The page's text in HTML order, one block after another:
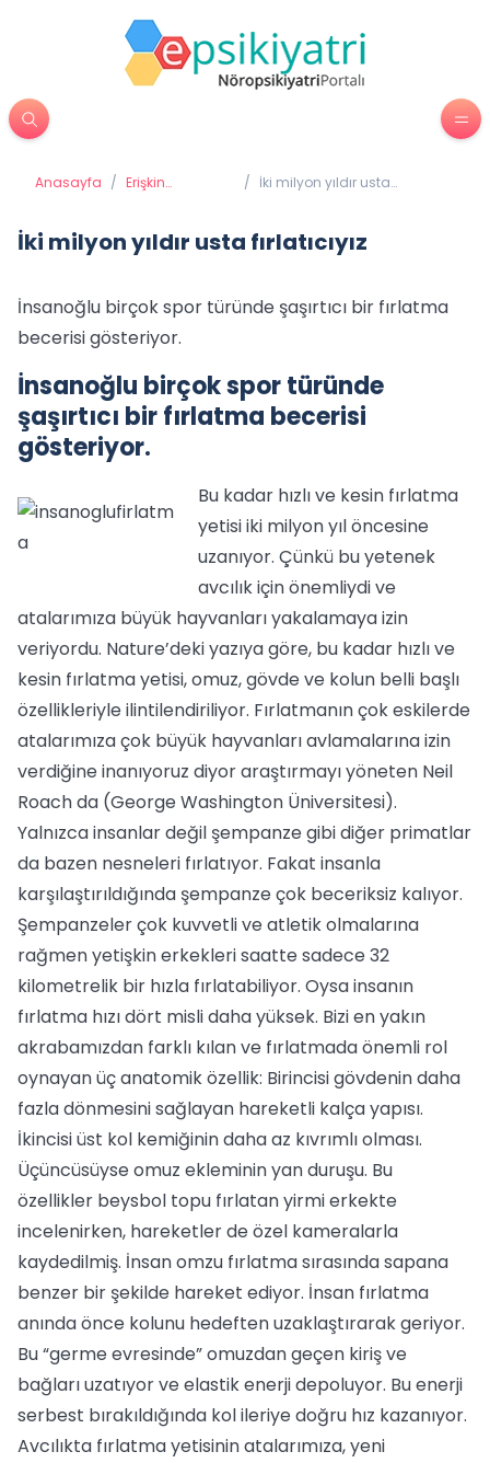
Anasayfa / Erişkin
/ İki milyon yıldır usta
İki milyon yıldır usta fırlatıcıyız
İnsanoğlu birçok spor türünde şaşırtıcı bir fırlatma
becerisi gösteriyor.
İnsanoğlu birçok spor türünde
şaşırtıcı bir fırlatma becerisi
gösteriyor.
Bu kadar hızlı ve kesin fırlatma
yetisi iki milyon yıl öncesine
uzanıyor. Çünkü bu yetenek
avcılık için önemliydi ve
atalarımıza büyük hayvanları yakalamaya izin
veriyordu. Nature’deki yazıya göre, bu kadar hızlı ve
kesin fırlatma yetisi, omuz, gövde ve kolun belli başlı
özellikleriyle ilintilendiriliyor. Fırlatmanın çok eskilerde
atalarımıza çok büyük hayvanları avlamalarına izin
verdiğine inanıyoruz diyor araştırmayı yöneten Neil
Roach da (George Washington Üniversitesi).
Yalnızca insanlar değil şempanze gibi diğer primatlar
da bazen nesneleri fırlatıyor. Fakat insanla
karşılaştırıldığında şempanze çok beceriksiz kalıyor.
Şempanzeler çok kuvvetli ve atletik olmalarına
rağmen yetişkin erkekleri saatte sadece 32
kilometrelik bir hızla fırlatabiliyor. Oysa insanın
fırlatma hızı dört misli daha yüksek. Bizi en yakın
akrabamızdan farklı kılan ve fırlatmada önemli rol
oynayan üç anatomik özellik: Birincisi gövdenin daha
fazla dönmesini sağlayan hareketli kalça yapısı.
İkincisi üst kol kemiğinin daha az kıvrımlı olması.
Üçüncüsüyse omuz ekleminin yan duruşu. Bu
özellikler beysbol topu fırlatan yirmi erkekte
incelenirken, hareketler de özel kameralarla
kaydedilmiş. İnsan omzu fırlatma sırasında sapana
benzer bir şekilde hareket ediyor. İnsan fırlatma
anında önce kolunu hedeften uzaklaştırarak geriyor.
Bu “germe evresinde” omuzdan geçen kiriş ve
bağları uzatıyor ve elastik enerji depoluyor. Bu enerji
serbest bırakıldığında kol ileriye doğru hız kazanıyor.
Avcılıkta fırlatma yetisinin atalarımıza, yeni